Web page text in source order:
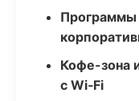
Программы
Кофе-зона
с Wi‑Fi